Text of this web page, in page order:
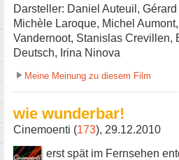
Darsteller: Daniel Auteuil,
Michèle Laroque, Michel
Vandernoot, Stanislas Crevillen,
Deutsch, Irina Ninova
Meine Meinung zu diesem Film
wie wunderbar!
Cinemoenti (173), 29.12.2010
erst spät im Fernsehen